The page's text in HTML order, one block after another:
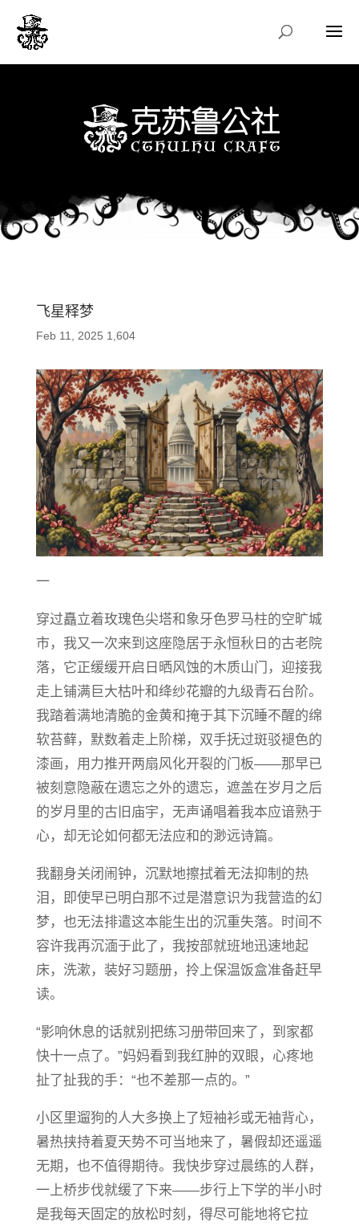
飞星释梦
Feb 11, 2025 1,604
一
穿过矗立着玫瑰色尖塔和象牙色罗马柱的空旷城
市，我又一次来到这座隐居于永恒秋日的古老院
落，它正缓缓开启日晒风蚀的木质山门，迎接我
走上铺满巨大枯叶和绛纱花瓣的九级青石台阶。
我踏着满地清脆的金黄和掩于其下沉睡不醒的绵
软苔藓，默数着走上阶梯，双手抚过斑驳褪色的
漆画，用力推开两扇风化开裂的门板——那早已
被刻意隐蔽在遗忘之外的遗忘，遮盖在岁月之后
的岁月里的古旧庙宇，无声诵唱着我本应谙熟于
心，却无论如何都无法应和的渺远诗篇。
我翻身关闭闹钟，沉默地擦拭着无法抑制的热
泪，即使早已明白那不过是潜意识为我营造的幻
梦，也无法排遣这本能生出的沉重失落。时间不
容许我再沉湎于此了，我按部就班地迅速地起
床，洗漱，装好习题册，拎上保温饭盒准备赶早
读。
“影响休息的话就别把练习册带回来了，到家都
快十一点了。”妈妈看到我红肿的双眼，心疼地
扯了扯我的手：“也不差那一点的。”
小区里遛狗的人大多换上了短袖衫或无袖背心，
暑热挟持着夏天势不可当地来了，暑假却还遥遥
无期，也不值得期待。我快步穿过晨练的人群，
一上桥步伐就缓了下来——步行上下学的半小时
是我每天固定的放松时刻，得尽可能地将它拉